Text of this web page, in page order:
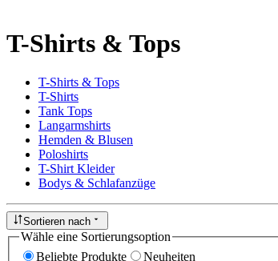
T-Shirts & Tops
T-Shirts & Tops
T-Shirts
Tank Tops
Langarmshirts
Hemden & Blusen
Poloshirts
T-Shirt Kleider
Bodys & Schlafanzüge
Sortieren nach
Wähle eine Sortierungsoption
Beliebte Produkte
Neuheiten